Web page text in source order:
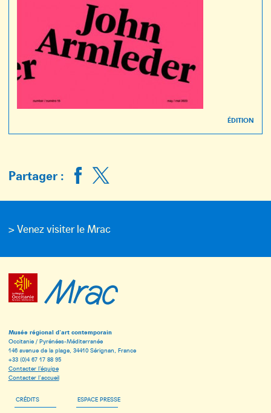
ÉDITION
Partager :
> Venez visiter le Mrac
Musée régional d’art contemporain
Occitanie / Pyrénées-Méditerranée
146 avenue de la plage, 34410 Sérignan, France
+33 (0)4 67 17 88 95
Contacter l’équipe
Contacter l’accueil
CRÉDITS ESPACE PRESSE